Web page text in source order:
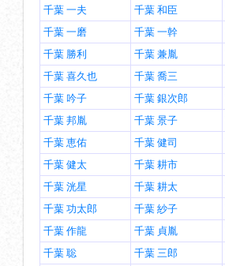
千葉 一夫
千葉 和臣
千葉 一磨
千葉 一幹
千葉 勝利
千葉 兼胤
千葉 喜久也
千葉 喬三
千葉 吟子
千葉 銀次郎
千葉 邦胤
千葉 景子
千葉 恵佑
千葉 健司
千葉 健太
千葉 耕市
千葉 洸星
千葉 耕太
千葉 功太郎
千葉 紗子
千葉 作龍
千葉 貞胤
千葉 聡
千葉 三郎